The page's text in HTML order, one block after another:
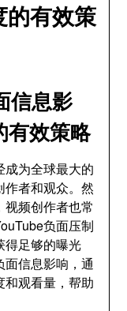
的有效策
信息影
有效策略
成为全球最大的
作者和观众。然
频创作者也常
负面压制
得足够的曝光
信息影响，通
和观看量，帮助